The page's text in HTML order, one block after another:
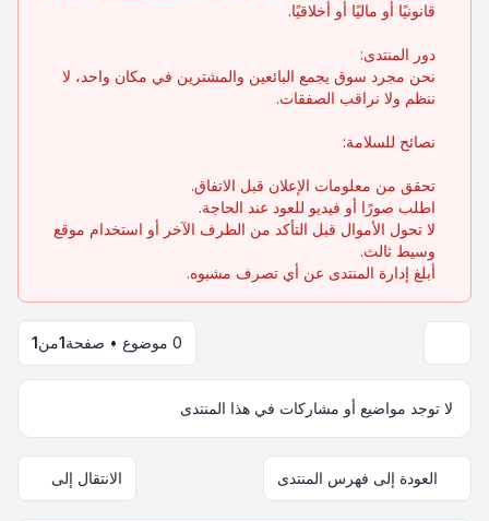
قانونيًا أو ماليًا أو أخلاقيًا.
دور المنتدى:
نحن مجرد سوق يجمع البائعين والمشترين في مكان واحد، لا
ننظم ولا نراقب الصفقات.
نصائح للسلامة:
تحقق من معلومات الإعلان قبل الاتفاق.
اطلب صورًا أو فيديو للعود عند الحاجة.
لا تحول الأموال قبل التأكد من الطرف الآخر أو استخدام موقع
وسيط ثالث.
أبلغ إدارة المنتدى عن أي تصرف مشبوه.
0 موضوع • صفحة 1من1
لا توجد مواضيع أو مشاركات في هذا المنتدى
العودة إلى فهرس المنتدى الانتقال إلى